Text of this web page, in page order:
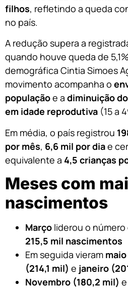
filhos, refletindo a queda
no país.
A redução supera a
quando houve queda de
demográfica Cintia Simoes
movimento acompanha o
populaçãoe a diminuição
em idade reprodutiva (15 a
Em média, o país registrou
por mês, 6,6 mil por diae
equivalente a 4,5 crianças
Meses com
nascimentos
Março liderou o
215,5 mil nascimentos
Em seguida vieram
(214,1 mil) e janeiro
Novembro (180,2 mil) e